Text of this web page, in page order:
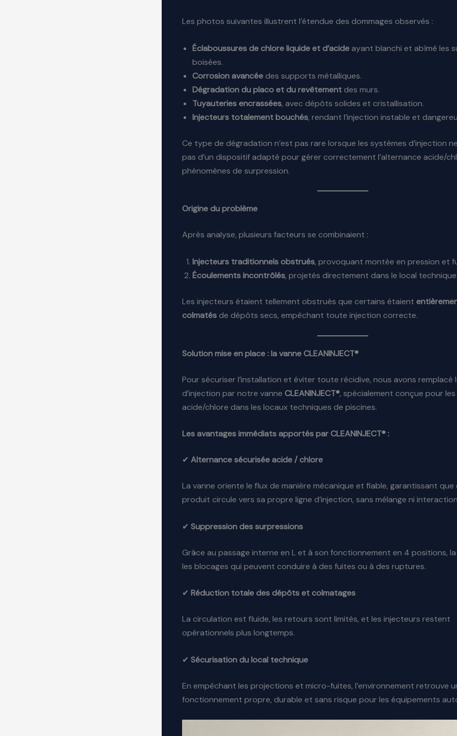
Les photos suivantes illustrent l’étendue des dommages observés :
Éclaboussures de chlore liquide et d’acideayant blanchi et abîmé les
boisées.
Corrosion avancéedes supports métalliques.
Dégradation du placo et du revêtementdes murs.
Tuyauteries encrassées, avec dépôts solides et cristallisation.
Injecteurs totalement bouchés, rendant l’injection instable et
Ce type de dégradation n’est pas rare lorsque les systèmes d’injection
pas d’un dispositif adapté pour gérer correctement l’alternance acide/
phénomènes de surpression.
Origine du problème
Après analyse, plusieurs facteurs se combinaient :
Injecteurs traditionnels obstrués, provoquant montée en pression et
Écoulements incontrôlés, projetés directement dans le local technique.
Les injecteurs étaient tellement obstrués que certains étaient
colmatésde dépôts secs, empêchant toute injection correcte.
Solution mise en place : la vanne CLEANINJECT®
Pour sécuriser l’installation et éviter toute récidive, nous avons remplacé
d’injection par notre vanne CLEANINJECT®, spécialement conçue pour
acide/chlore dans les locaux techniques de piscines.
Les avantages immédiats apportés par CLEANINJECT® :
✔ Alternance sécurisée acide / chlore
La vanne oriente le flux de manière mécanique et fiable, garantissant que
produit circule vers sa propre ligne d’injection, sans mélange ni
✔ Suppression des surpressions
Grâce au passage interne en L et à son fonctionnement en 4 positions,
les blocages qui peuvent conduire à des fuites ou à des ruptures.
✔ Réduction totale des dépôts et colmatages
La circulation est fluide, les retours sont limités, et les injecteurs restent
opérationnels plus longtemps.
✔ Sécurisation du local technique
En empêchant les projections et micro-fuites, l’environnement retrouve
fonctionnement propre, durable et sans risque pour les équipements